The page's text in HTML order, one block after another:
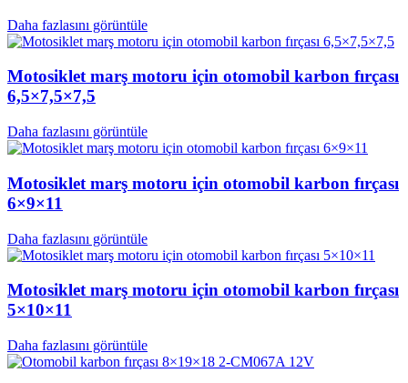
Daha fazlasını görüntüle
Motosiklet marş motoru için otomobil karbon fırçası
6,5×7,5×7,5
Daha fazlasını görüntüle
Motosiklet marş motoru için otomobil karbon fırçası
6×9×11
Daha fazlasını görüntüle
Motosiklet marş motoru için otomobil karbon fırçası
5×10×11
Daha fazlasını görüntüle